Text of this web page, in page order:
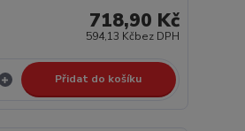
718,90 Kč
594,13 Kčbez DPH
Přidat do košíku